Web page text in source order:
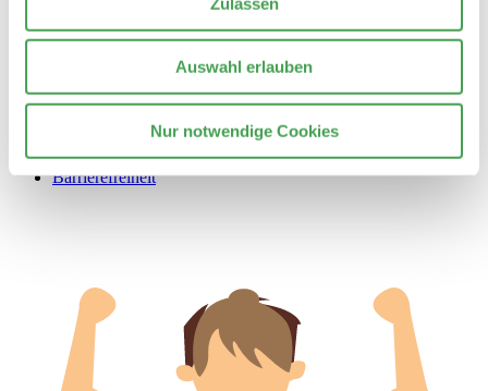
Auswahl erlauben
Nur notwendige Cookies
Datenschutzerklärung
Impressum
Barrierefreiheit